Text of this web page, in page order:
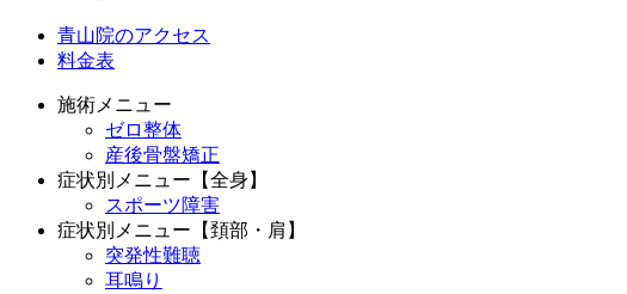
青山院のアクセス
料金表
施術メニュー
ゼロ整体
産後骨盤矯正
症状別メニュー【全身】
スポーツ障害
症状別メニュー【頚部・肩】
突発性難聴
耳鳴り